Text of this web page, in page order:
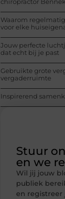
Waarom
voor elke
Jouw perfecte
dat echt bij je past
Gebruikte grote
vergaderruimte
Inspirerend
Stuur
en we
Wil jij jouw
publiek
en registreer